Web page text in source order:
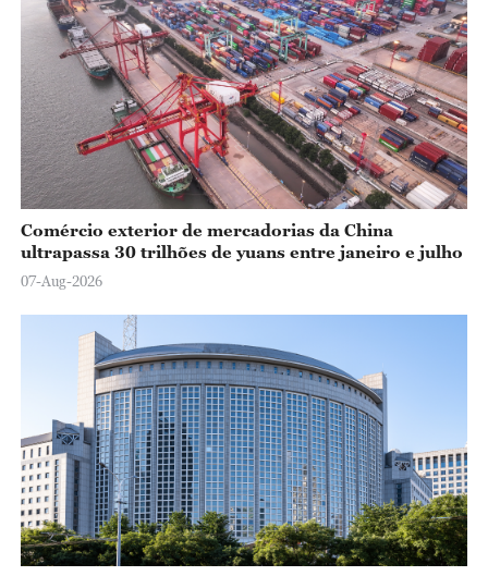
Comércio exterior de mercadorias da China
ultrapassa 30 trilhões de yuans entre janeiro e julho
07-Aug-2026